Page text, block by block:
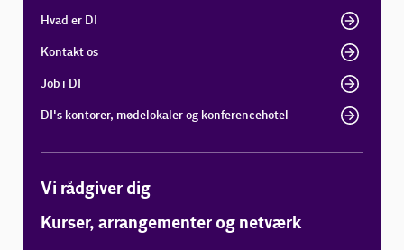
Hvad er DI
Kontakt os
Job i DI
DI's kontorer, mødelokaler og konferencehotel
Vi rådgiver dig
Kurser, arrangementer og netværk